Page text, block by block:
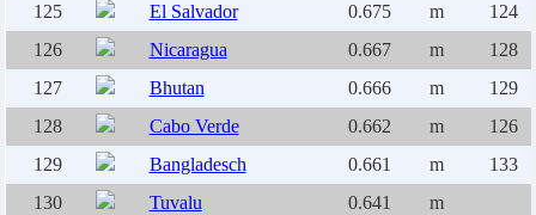
125
El Salvador 0.675 m
124
126
Nicaragua 0.667 m
128
127
Bhutan 0.666 m
129
128
Cabo Verde 0.662 m
126
129
Bangladesch 0.661 m
133
130
Tuvalu 0.641
m